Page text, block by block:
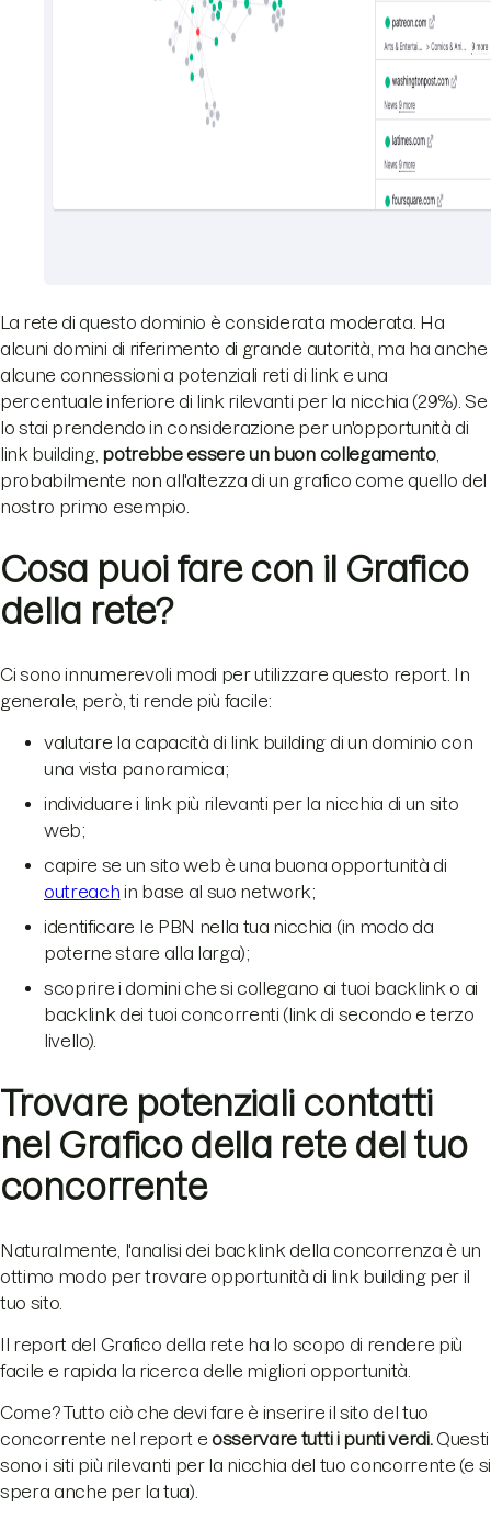
La rete di questo dominio è considerata moderata. Ha
alcuni domini di riferimento di grande autorità, ma ha anche
alcune connessioni a potenziali reti di link e una
percentuale inferiore di link rilevanti per la nicchia (29%). Se
lo stai prendendo in considerazione per un'opportunità di
link building, potrebbe essere un buon collegamento,
probabilmente non all'altezza di un grafico come quello del
nostro primo esempio.
Cosa puoi fare con il Grafico
della rete?
Ci sono innumerevoli modi per utilizzare questo report. In
generale, però, ti rende più facile:
valutare la capacità di link building di un dominio con
una vista panoramica;
individuare i link più rilevanti per la nicchia di un sito
web;
capire se un sito web è una buona opportunità di
outreach in base al suo network;
identificare le PBN nella tua nicchia (in modo da
poterne stare alla larga);
scoprire i domini che si collegano ai tuoi backlink o ai
backlink dei tuoi concorrenti (link di secondo e terzo
livello).
Trovare potenziali contatti
nel Grafico della rete del tuo
concorrente
Naturalmente, l'analisi dei backlink della concorrenza è un
ottimo modo per trovare opportunità di link building per il
tuo sito.
Il report del Grafico della rete ha lo scopo di rendere più
facile e rapida la ricerca delle migliori opportunità.
Come? Tutto ciò che devi fare è inserire il sito del tuo
concorrente nel report e osservare tutti i punti verdi.Questi
sono i siti più rilevanti per la nicchia del tuo concorrente (e si
spera anche per la tua).